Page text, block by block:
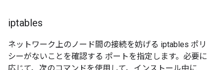
iptables
ネットワーク上のノード間の接続を妨げる iptables ポリ
シーがないことを確認する ポートを指定します。必要に